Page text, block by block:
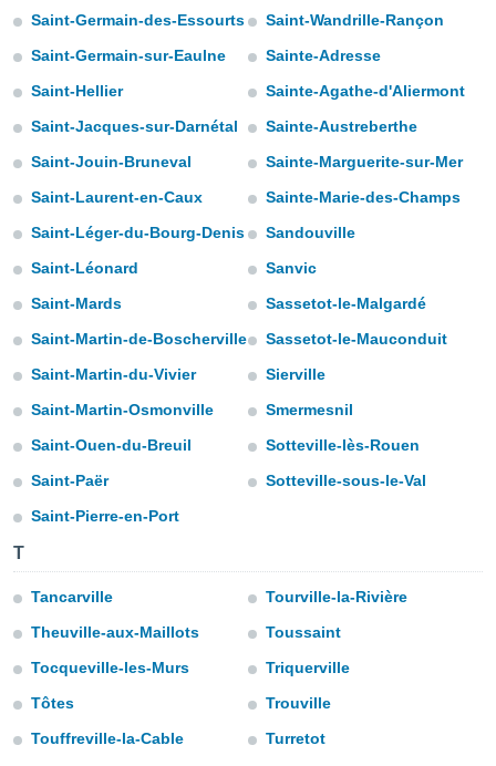
botão
ao
a
ou
o
como
lhe
e
com
na nossa
parte
CONFIGURAÇÕES
Saint-Germain-des-Essourts
Saint-Germain-sur-Eaulne
Saint-Hellier
Saint-Jacques-sur-Darnétal
Saint-Jouin-Bruneval
Saint-Laurent-en-Caux
Saint-Léger-du-Bourg-Denis
Saint-Léonard
Saint-Mards
Saint-Martin-de-Boscherville
Saint-Martin-du-Vivier
Saint-Martin-Osmonville
Saint-Ouen-du-Breuil
Saint-Paër
Saint-Pierre-en-Port
Saint-Wandrille-Rançon
Sainte-Adresse
Sainte-Agathe-d'Aliermont
Sainte-Austreberthe
Sainte-Marguerite-sur-Mer
Sainte-Marie-des-Champs
Sandouville
Sanvic
Sassetot-le-Malgardé
Sassetot-le-Mauconduit
Sierville
Smermesnil
Sotteville-lès-Rouen
Sotteville-sous-le-Val
T
Tancarville
Theuville-aux-Maillots
Tocqueville-les-Murs
Tôtes
Touffreville-la-Cable
Tourville-la-Rivière
Toussaint
Triquerville
Trouville
Turretot